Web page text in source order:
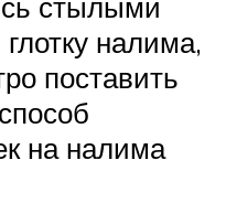
налима,
поставить
на налима